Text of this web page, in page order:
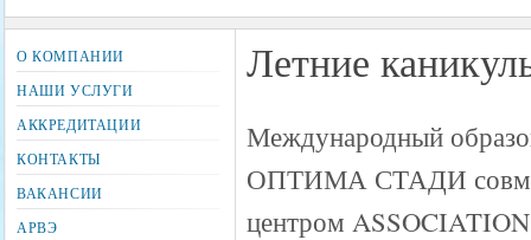
Летние
Международный
ОПТИМА СТАДИ
центром
О КОМПАНИИ
НАШИ УСЛУГИ
АККРЕДИТАЦИИ
КОНТАКТЫ
ВАКАНСИИ
АРВЭ